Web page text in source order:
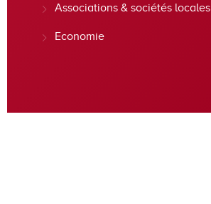
Associations & sociétés locales
Economie